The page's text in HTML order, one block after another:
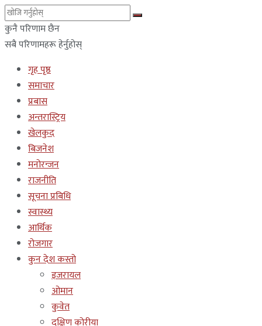
कुनै परिणाम छैन
सबै परिणामहरू हेर्नुहोस्
गृह पृष्ठ
समाचार
प्रबास
अन्तरास्ट्रिय
खेलकुद
बिजनेश
मनोरन्जन
राजनीति
सूचना प्रबिधि
स्वास्थ्य
आर्थिक
रोजगार
कुन देश कस्तो
इजरायल
ओमान
कुवेत